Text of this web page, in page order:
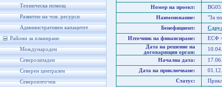
Техническа помощ
Развитие на чов. ресурси
Административен капацитет
Райони за планиране
Международен
Северозападен
Северен централен
Североизточен
Номер на проект:
Наименование:
"За
Бенефициент:
Източник на финансиране:
ЕСФ
Дата на решение на
договарящия орган:
Начална дата:
Дата на приключване:
Статус: